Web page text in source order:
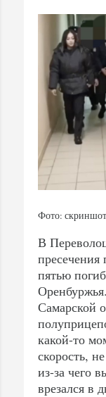
Фото:
В
пресечения
пятью
Самарской
какой-то
скорость,
из-за чего
врезался в